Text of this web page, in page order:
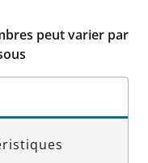
peut varier par